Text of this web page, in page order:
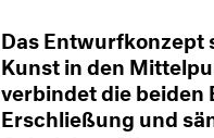
Das
Kunst in den
verbindet die beiden
Erschließung und